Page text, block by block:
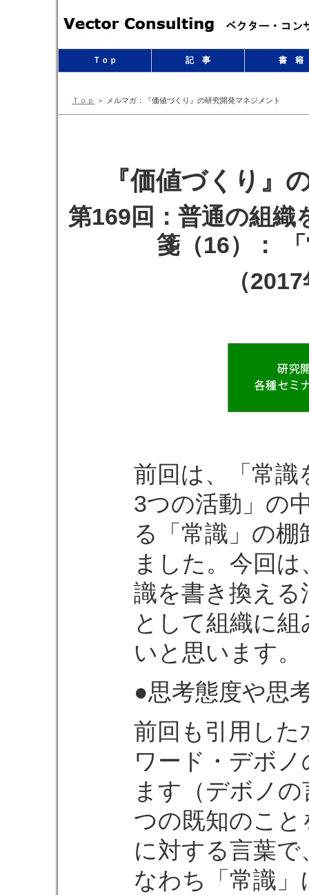
Ｔｏｐ 記 事 書 籍
Ｔｏｐ ＞ メルマガ：『価値づくり』の研究開発マネジメント
『価値づくり』
第169回：普通の組織
箋（16）：
（
前回は、「常識
3つの活動」の
る「常識」の
ました。今回
識を書き換える
として組織に
いと思います。
●思考態度や思
前回も引用した
ワード・デボ
ます（デボノ
つの既知のこ
に対する言葉
なわち「常識